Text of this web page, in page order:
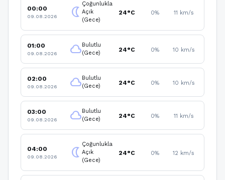
00:00
09.08.2026 nightlight
Çoğunlukla
Açık
(Gece)
24°C 0% 11 km/s
01:00
09.08.2026 cloudBulutlu
(Gece)
24°C 0% 10 km/s
02:00
09.08.2026 cloudBulutlu
(Gece)
24°C 0% 10 km/s
03:00
09.08.2026 cloudBulutlu
(Gece)
24°C 0% 11 km/s
04:00
09.08.2026 nightlight
Çoğunlukla
Açık
(Gece)
24°C 0% 12 km/s